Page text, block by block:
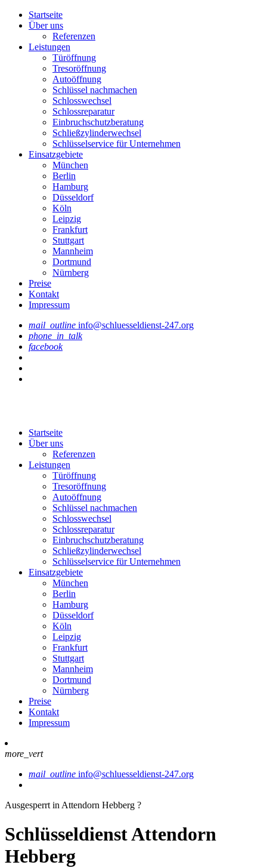
Startseite
Über uns
Referenzen
Leistungen
Türöffnung
Tresoröffnung
Аutoöffnung
Schlüssel nachmachen
Schlosswechsel
Schlossreparatur
Einbruchschutzberatung
Schließzylinderwechsel
Schlüsselservice für Unternehmen
Einsatzgebiete
München
Berlin
Hamburg
Düsseldorf
Köln
Leipzig
Frankfurt
Stuttgart
Mannheim
Dortmund
Nürnberg
Preise
Kontakt
Impressum
mail_outline info@schluesseldienst-247.org
phone_in_talk
facebook
Startseite
Über uns
Referenzen
Leistungen
Türöffnung
Tresoröffnung
Аutoöffnung
Schlüssel nachmachen
Schlosswechsel
Schlossreparatur
Einbruchschutzberatung
Schließzylinderwechsel
Schlüsselservice für Unternehmen
Einsatzgebiete
München
Berlin
Hamburg
Düsseldorf
Köln
Leipzig
Frankfurt
Stuttgart
Mannheim
Dortmund
Nürnberg
Preise
Kontakt
Impressum
more_vert
mail_outline info@schluesseldienst-247.org
Ausgesperrt in Attendorn Hebberg ?
Schlüsseldienst Attendorn
Hebberg